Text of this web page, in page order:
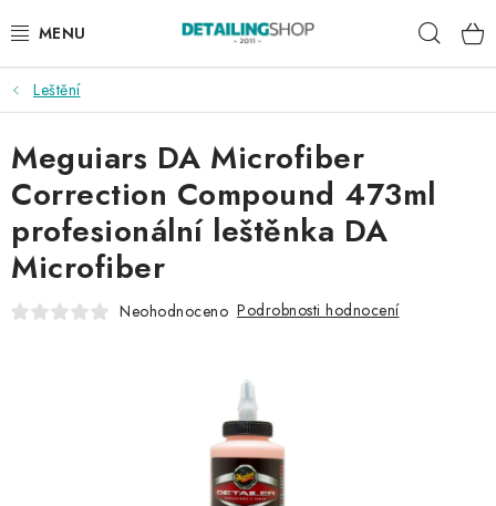
na
AKCE
NOVINKY
EXTERIÉR
INTERIÉR
PŘÍSLUŠENSTVÍ
Leštění
Meguiars DA Microfiber
Correction Compound 473ml
profesionální leštěnka DA
Microfiber
Neohodnoceno Podrobnosti hodnocení